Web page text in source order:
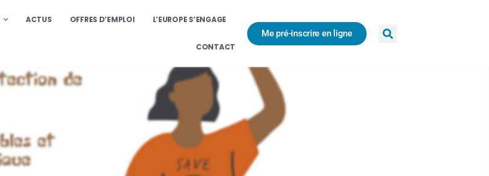
ACTUS OFFRES D’EMPLOI L’EUROPE S’ENGAGE
CONTACT
Me pré-inscrire en ligne